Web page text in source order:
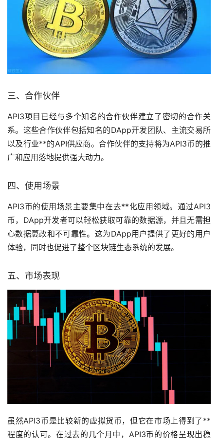
三、合作伙伴
API3项目已经与多个知名的合作伙伴建立了密切的合作关
系。这些合作伙伴包括知名的DApp开发团队、主流交易所
以及行业**的API供应商。合作伙伴的支持将为API3币的推
广和应用落地提供强大动力。
四、使用场景
API3币的使用场景主要集中在去**化应用领域。通过API3
币，DApp开发者可以轻松获取可靠的数据源，并且无需担
心数据篡改和不可靠性。这为DApp用户提供了更好的用户
体验，同时也促进了整个区块链生态系统的发展。
五、 市场表现
虽然API3币是比较新的虚拟货币，但它在市场上得到了**
程度的认可。在过去的几个月中，API3币的价格呈现出稳